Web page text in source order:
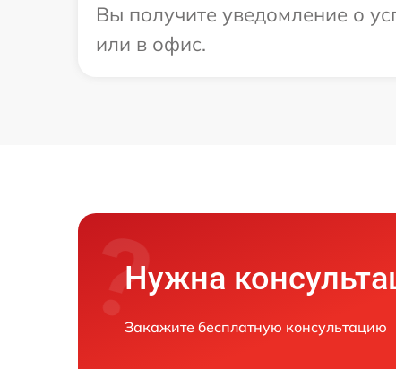
Вы получите уведомление о
или в офис.
Нужна
Закажите бесплатную консультацию